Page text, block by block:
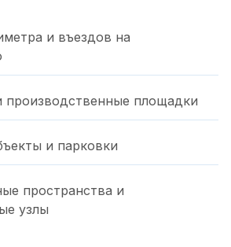
и въездов на
производственные площадки
и парковки
пространства и
узлы